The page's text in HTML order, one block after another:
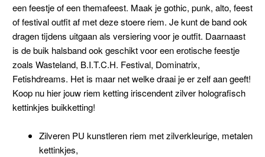
een feestje of een themafeest. Maak je gothic, punk, alto, feest
of festival outfit af met deze stoere riem. Je kunt de band ook
dragen tijdens uitgaan als versiering voor je outfit. Daarnaast
is de buik halsband ook geschikt voor een erotische feestje
zoals Wasteland, B.I.T.C.H. Festival, Dominatrix,
Fetishdreams. Het is maar net welke draai je er zelf aan geeft!
Koop nu hier jouw riem ketting iriscendent zilver holografisch
kettinkjes buikketting!
Zilveren PU kunstleren riem met zilverkleurige, metalen
kettinkjes,